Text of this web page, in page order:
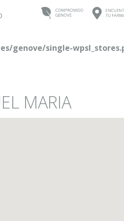
genove/single-
MARIA